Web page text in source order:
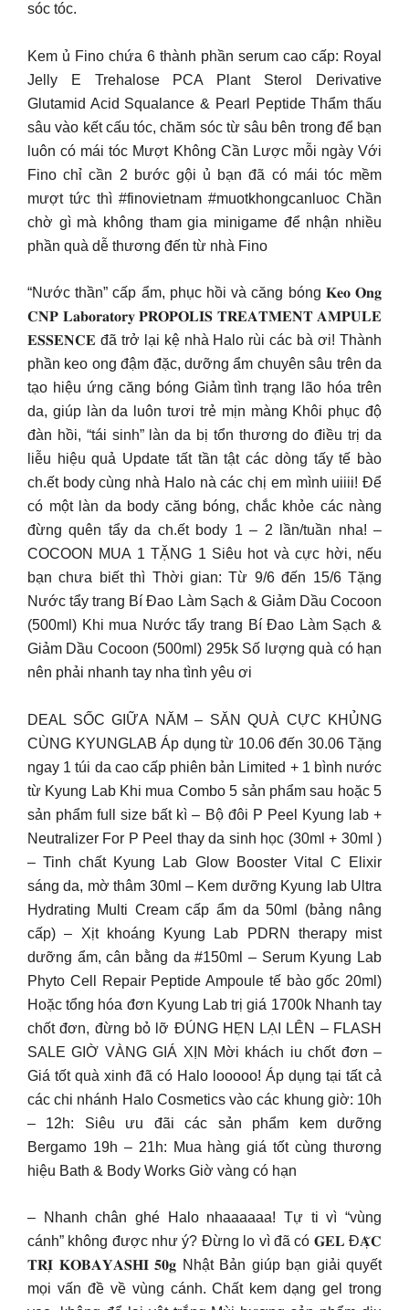
sóc tóc.
Kem ủ Fino chứa 6 thành phần serum cao cấp: Royal
Jelly E Trehalose PCA Plant Sterol Derivative
Glutamid Acid Squalance & Pearl Peptide Thẩm thấu
sâu vào kết cấu tóc, chăm sóc từ sâu bên trong để bạn
luôn có mái tóc Mượt Không Cần Lược mỗi ngày Với
Fino chỉ cần 2 bước gội ủ bạn đã có mái tóc mềm
mượt tức thì #finovietnam #muotkhongcanluoc Chần
chờ gì mà không tham gia minigame để nhận nhiều
phần quà dễ thương đến từ nhà Fino
“Nước thần” cấp ẩm, phục hồi và căng bóng 𝐊𝐞𝐨 𝐎𝐧𝐠
𝐂𝐍𝐏 𝐋𝐚𝐛𝐨𝐫𝐚𝐭𝐨𝐫𝐲 𝐏𝐑𝐎𝐏𝐎𝐋𝐈𝐒 𝐓𝐑𝐄𝐀𝐓𝐌𝐄𝐍𝐓 𝐀𝐌𝐏𝐔𝐋𝐄
𝐄𝐒𝐒𝐄𝐍𝐂𝐄 đã trở lại kệ nhà Halo rùi các bà ơi! Thành
phần keo ong đậm đặc, dưỡng ẩm chuyên sâu trên da
tạo hiệu ứng căng bóng Giảm tình trạng lão hóa trên
da, giúp làn da luôn tươi trẻ mịn màng Khôi phục độ
đàn hồi, “tái sinh” làn da bị tổn thương do điều trị da
liễu hiệu quả Update tất tần tật các dòng tấy tế bào
ch.ết body cùng nhà Halo nà các chị em mình uiiii! Để
có một làn da body căng bóng, chắc khỏe các nàng
đừng quên tẩy da ch.ết body 1 – 2 lần/tuần nha! –
COCOON MUA 1 TẶNG 1 Siêu hot và cực hời, nếu
bạn chưa biết thì Thời gian: Từ 9/6 đến 15/6 Tặng
Nước tẩy trang Bí Đao Làm Sạch & Giảm Dầu Cocoon
(500ml) Khi mua Nước tẩy trang Bí Đao Làm Sạch &
Giảm Dầu Cocoon (500ml) 295k Số lượng quà có hạn
nên phải nhanh tay nha tình yêu ơi
DEAL SỐC GIỮA NĂM – SĂN QUÀ CỰC KHỦNG
CÙNG KYUNGLAB Áp dụng từ 10.06 đến 30.06 Tặng
ngay 1 túi da cao cấp phiên bản Limited + 1 bình nước
từ Kyung Lab Khi mua Combo 5 sản phẩm sau hoặc 5
sản phẩm full size bất kì – Bộ đôi P Peel Kyung lab +
Neutralizer For P Peel thay da sinh học (30ml + 30ml )
– Tinh chất Kyung Lab Glow Booster Vital C Elixir
sáng da, mờ thâm 30ml – Kem dưỡng Kyung lab Ultra
Hydrating Multi Cream cấp ẩm da 50ml (bảng nâng
cấp) – Xịt khoáng Kyung Lab PDRN therapy mist
dưỡng ẩm, cân bằng da #150ml – Serum Kyung Lab
Phyto Cell Repair Peptide Ampoule tế bào gốc 20ml)
Hoặc tổng hóa đơn Kyung Lab trị giá 1700k Nhanh tay
chốt đơn, đừng bỏ lỡ ĐÚNG HẸN LẠI LÊN – FLASH
SALE GIỜ VÀNG GIÁ XỊN Mời khách iu chốt đơn –
Giá tốt quà xinh đã có Halo looooo! Áp dụng tại tất cả
các chi nhánh Halo Cosmetics vào các khung giờ: 10h
– 12h: Siêu ưu đãi các sản phẩm kem dưỡng
Bergamo 19h – 21h: Mua hàng giá tốt cùng thương
hiệu Bath & Body Works Giờ vàng có hạn
– Nhanh chân ghé Halo nhaaaaaa! Tự ti vì “vùng
cánh” không được như ý? Đừng lo vì đã có 𝐆𝐄𝐋 Đ𝐀̣̆𝐂
𝐓𝐑𝐈̣ 𝐊𝐎𝐁𝐀𝐘𝐀𝐒𝐇𝐈 𝟓𝟎𝐠 Nhật Bản giúp bạn giải quyết
mọi vấn đề về vùng cánh. Chất kem dạng gel trong